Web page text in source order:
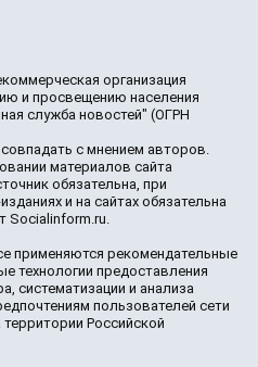
организация
и просвещению населения
служба новостей" (ОГРН
с мнением авторов.
материалов сайта
обязательна, при
и на сайтах обязательна
Socialinform.ru.
применяются рекомендательные
технологии предоставления
систематизации и анализа
пользователей сети
Российской